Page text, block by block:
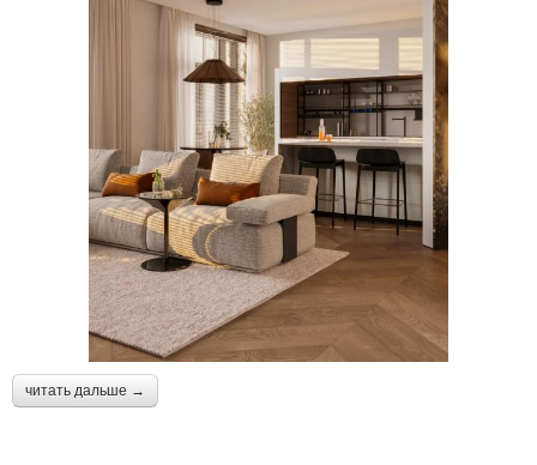
читать дальше →